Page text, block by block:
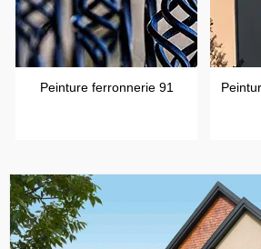
Peinture ferronnerie 91